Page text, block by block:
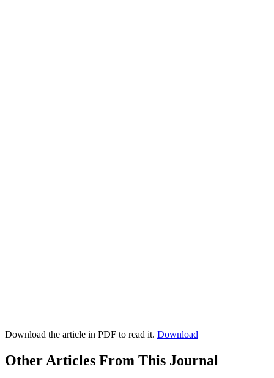
Download the article in PDF to read it. Download
Other Articles From This Journal